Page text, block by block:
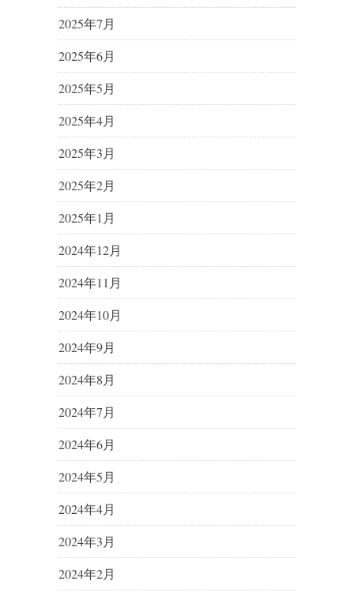
2025年7月
2025年6月
2025年5月
2025年4月
2025年3月
2025年2月
2025年1月
2024年12月
2024年11月
2024年10月
2024年9月
2024年8月
2024年7月
2024年6月
2024年5月
2024年4月
2024年3月
2024年2月